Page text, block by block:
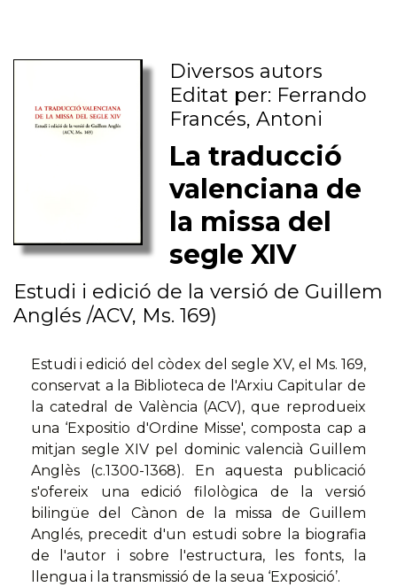
Diversos autors
Editat per: Ferrando
Francés, Antoni
La traducció
valenciana de
la missa del
segle XIV
Estudi i edició de la versió de Guillem
Anglés /ACV, Ms. 169)
Estudi i edició del còdex del segle XV, el Ms. 169,
conservat a la Biblioteca de l'Arxiu Capitular de
la catedral de València (ACV), que reprodueix
una ‘Expositio d'Ordine Misse', composta cap a
mitjan segle XIV pel dominic valencià Guillem
Anglès (c.1300-1368). En aquesta publicació
s'ofereix una edició filològica de la versió
bilingüe del Cànon de la missa de Guillem
Anglés, precedit d'un estudi sobre la biografia
de l'autor i sobre l'estructura, les fonts, la
llengua i la transmissió de la seua ‘Exposició’.